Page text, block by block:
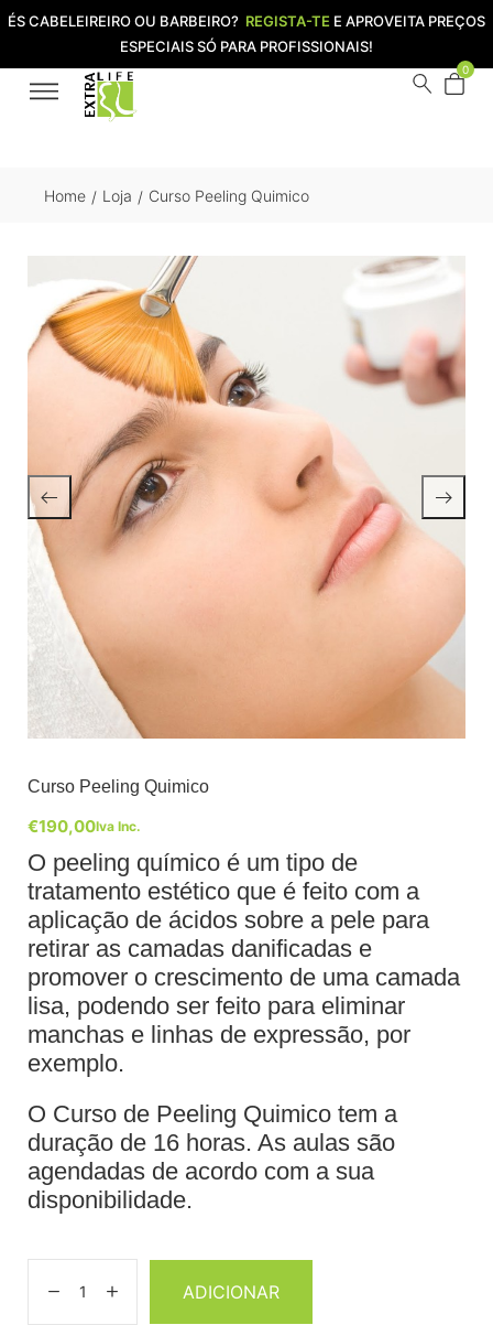
ÉS CABELEIREIRO OU BARBEIRO? REGISTA-TE E APROVEITA PREÇOS
ESPECIAIS SÓ PARA PROFISSIONAIS!
0
Home / Loja / Curso Peeling Quimico
Curso Peeling Quimico
€190,00Iva Inc.
O peeling químico é um tipo de
tratamento estético que é feito com a
aplicação de ácidos sobre a pele para
retirar as camadas danificadas e
promover o crescimento de uma camada
lisa, podendo ser feito para eliminar
manchas e linhas de expressão, por
exemplo.
O Curso de Peeling Quimico tem a
duração de 16 horas. As aulas são
agendadas de acordo com a sua
disponibilidade.
ADICIONAR